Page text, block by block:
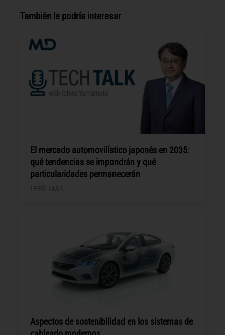
También le podría interesar
El mercado automovilístico japonés en 2035:
qué tendencias se impondrán y qué
particularidades permanecerán
Aspectos de sostenibilidad en los sistemas de